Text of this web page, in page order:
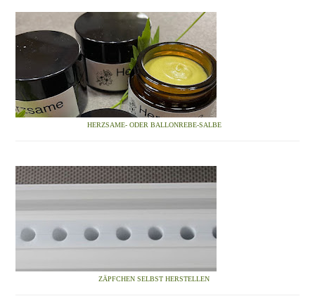
HERZSAME- ODER BALLONREBE-SALBE
ZÄPFCHEN SELBST HERSTELLEN